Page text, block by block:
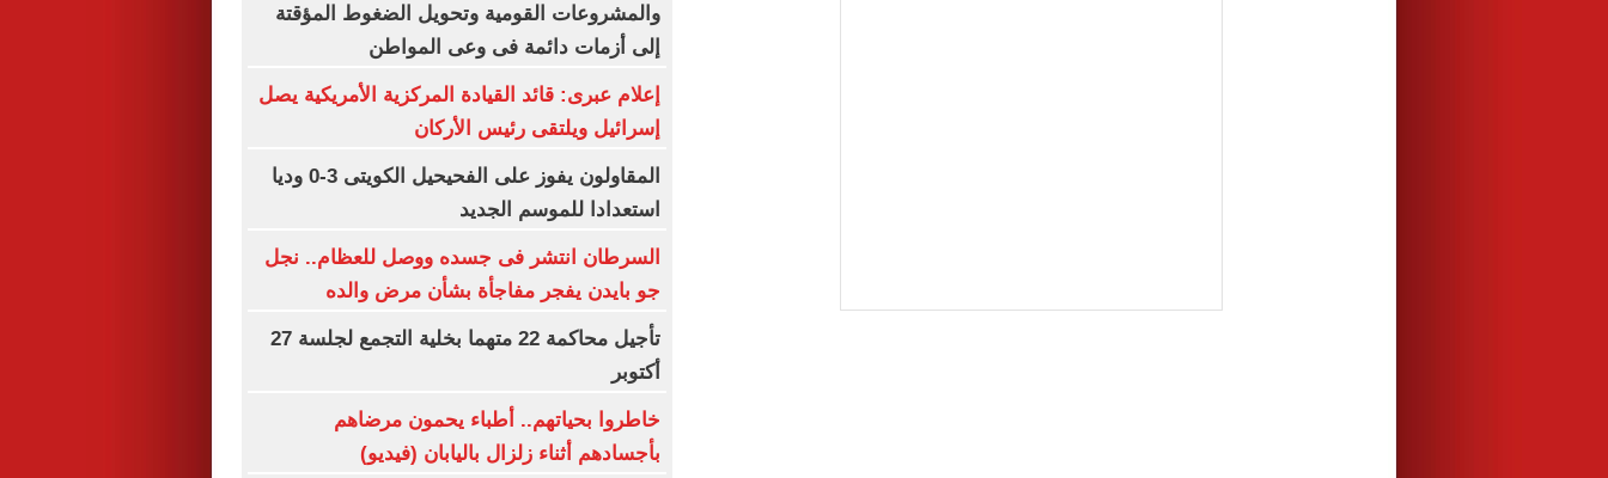
والمشروعات القومية وتحويل الضغوط المؤقتة
إلى أزمات دائمة فى وعى المواطن
إعلام عبرى: قائد القيادة المركزية الأمريكية يصل
إسرائيل ويلتقى رئيس الأركان
المقاولون يفوز على الفحيحيل الكويتى 3-0 وديا
استعدادا للموسم الجديد
السرطان انتشر فى جسده ووصل للعظام.. نجل
جو بايدن يفجر مفاجأة بشأن مرض والده
تأجيل محاكمة 22 متهما بخلية التجمع لجلسة 27
أكتوبر
خاطروا بحياتهم.. أطباء يحمون مرضاهم
بأجسادهم أثناء زلزال باليابان (فيديو)